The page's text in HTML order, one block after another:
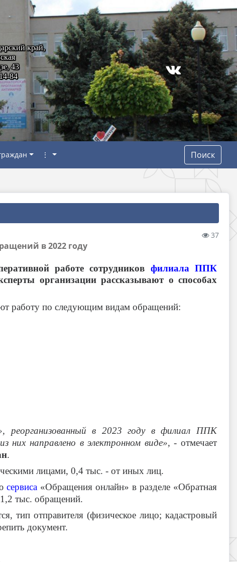
край,
43
84
⋮ Поиск
37
в 2022 году
работе сотрудников филиала ППК
организации рассказывают о способах
работу по следующим видам обращений:
реорганизованный в 2023 году в филиал ППК
направлено в электронном виде», - отмечает
.
лицами, 0,4 тыс. - от иных лиц.
сервиса«Обращения онлайн» в разделе «Обратная
тыс. обращений.
тип отправителя (физическое лицо; кадастровый
документ.